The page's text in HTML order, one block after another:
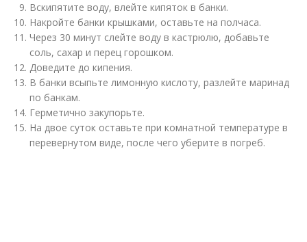
Вскипятите воду, влейте кипяток в банки.
Накройте банки крышками, оставьте на полчаса.
Через 30 минут слейте воду в кастрюлю, добавьте
соль, сахар и перец горошком.
Доведите до кипения.
В банки всыпьте лимонную кислоту, разлейте маринад
по банкам.
Герметично закупорьте.
На двое суток оставьте при комнатной температуре в
перевернутом виде, после чего уберите в погреб.